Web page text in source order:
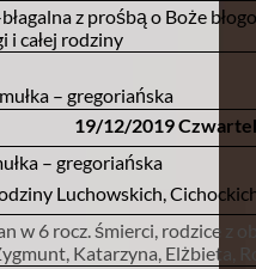
z prośbą o Boże
i całej rodziny
– gregoriańska
19/12/2019
– gregoriańska
Luchowskich,
w 6 rocz. śmierci, rodzice z
Katarzyna, Elżbieta,